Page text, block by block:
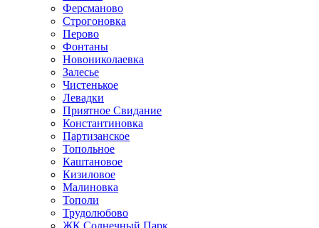
Ферсманово
Строгоновка
Перово
Фонтаны
Новониколаевка
Залесье
Чистенькое
Левадки
Приятное Свидание
Константиновка
Партизанское
Топольное
Каштановое
Кизиловое
Малиновка
Тополи
Трудолюбово
ЖК Солнечный Парк